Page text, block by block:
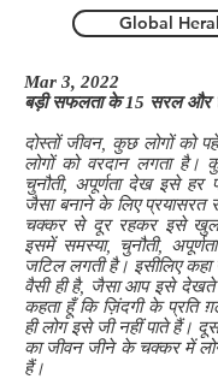
Global
Mar 3, 2022
बड़ी सफलता के 15 सरल और
दोस्तों जीवन, कुछ लोगों को
लोगों को वरदान लगता है।
चुनौती, अपूर्णता देख इसे हर
जैसा बनाने के लिए प्रयासरत
चक्कर से दूर रहकर इसे
इसमें समस्या, चुनौती,
जटिल लगती है। इसीलिए कहा
वैसी ही है, जैसा आप इसे देखते
कहता हूँ कि ज़िंदगी के प्रति
ही लोग इसे जी नहीं पाते हैं।
का जीवन जीने के चक्कर में
हैं।